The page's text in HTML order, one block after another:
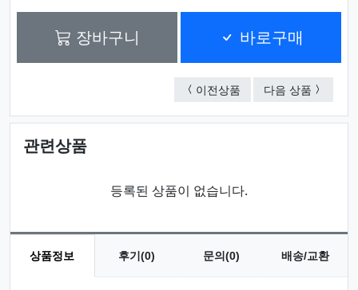
장바구니 바로구매
이전상품 다음 상품 마라톤
관련상품
등록된 상품이 없습니다.
상품정보 후기(0) 문의(0) 배송/교환